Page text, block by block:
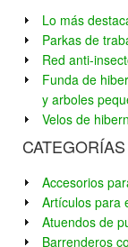
Lo más
Parkas de
Red anti-
Funda de
y arboles
Velos de
CATEGORÍAS
Accesorios
Artículos para
Atuendos de
Barrenderos